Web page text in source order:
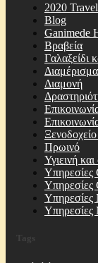
2020
Blog
Ganimede
Βραβεία
Γαλαξείδι
Διαμονή
Πρωινό
Υγιεινή
Υπηρεσίες
Υπηρεσίες
Tags